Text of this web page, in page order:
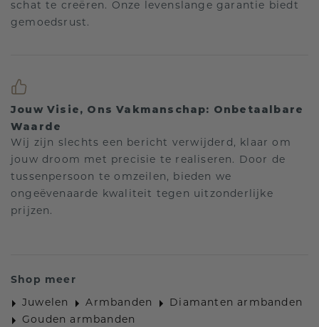
schat te creëren. Onze levenslange garantie biedt
gemoedsrust.
Jouw Visie, Ons Vakmanschap: Onbetaalbare
Waarde
Wij zijn slechts een bericht verwijderd, klaar om
jouw droom met precisie te realiseren. Door de
tussenpersoon te omzeilen, bieden we
ongeëvenaarde kwaliteit tegen uitzonderlijke
prijzen.
Shop meer
Juwelen Armbanden
Diamanten armbanden
Gouden armbanden